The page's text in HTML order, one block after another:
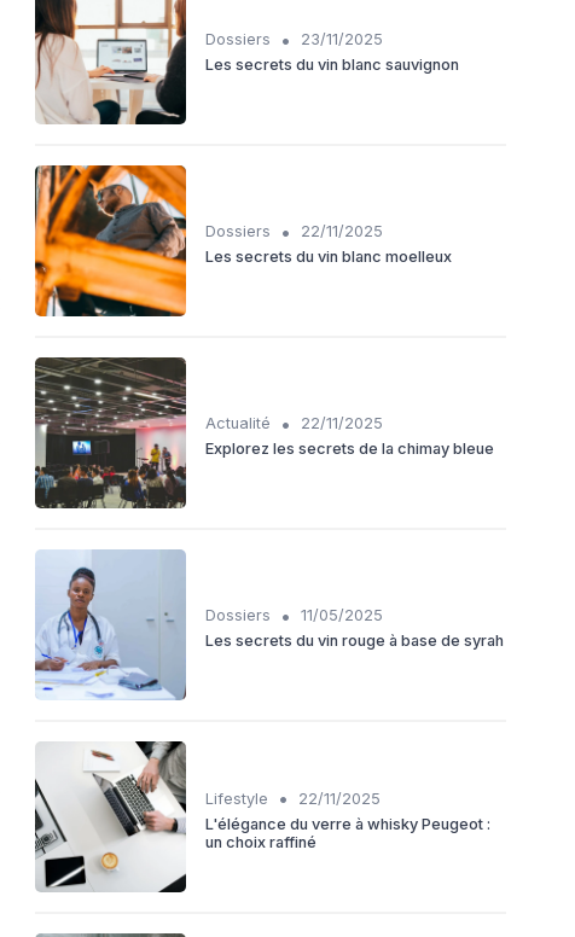
Dossiers •
23/11/2025
Les secrets du vin blanc sauvignon
Dossiers •
22/11/2025
Les secrets du vin blanc moelleux
Actualité •
22/11/2025
Explorez les secrets de la chimay bleue
Dossiers •
11/05/2025
Les secrets du vin rouge à base de syrah
Lifestyle •
22/11/2025
L'élégance du verre à whisky Peugeot :
un choix raffiné